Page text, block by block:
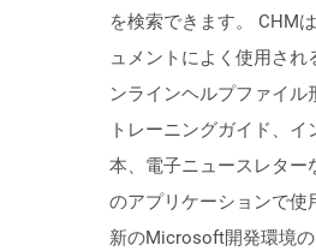
を検索できます。 CHM
ュメントによく使用さ
ンラインヘルプファイル
トレーニングガイド、
本、電子ニュースレター
のアプリケーションで使
新のMicrosoft開発環境